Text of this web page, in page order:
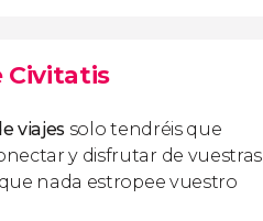
Civitatis
viajes solo tendréis que
y disfrutar de vuestras
que nada estropee vuestro